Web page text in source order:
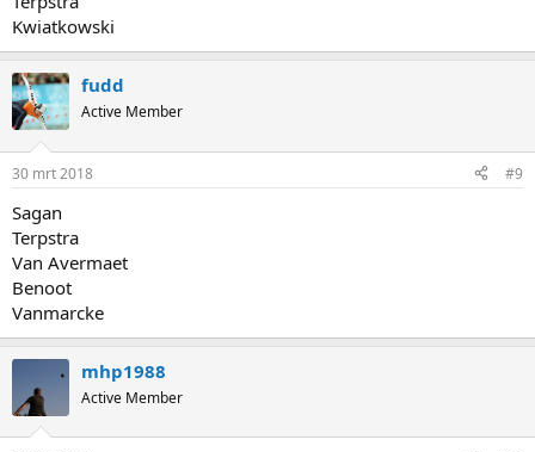
Kwiatkowski
fudd
Active Member
30 mrt 2018 #9
Sagan
Terpstra
Van Avermaet
Benoot
Vanmarcke
mhp1988
Active Member